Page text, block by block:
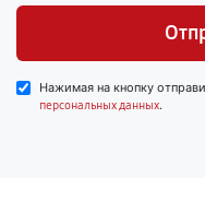
Нажимая на кнопку
персональных данных.